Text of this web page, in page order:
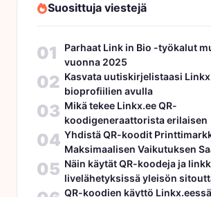
Suosittuja viestejä
01
Parhaat Link in Bio -työkalut
vuonna 2025
02 Kasvata uutiskirjelistaasi
bioprofiilien avulla
03 Mikä tekee Linkx.ee QR-
koodigeneraattorista erilaisen
04 Yhdistä QR-koodit
Maksimaalisen Vaikutuksen
05 Näin käytät QR-koodeja ja
livelähetyksissä yleisön
QR-koodien käyttö